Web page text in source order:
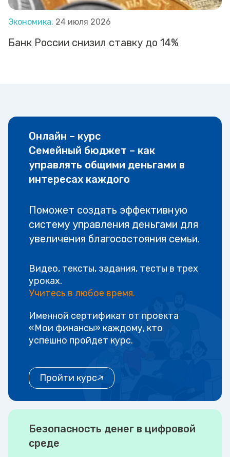
Экономика, 24 июля 2026
Банк России снизил ставку до 14%
Онлайн – курс
Семейный бюджет – как
управлять общими деньгами в
интересах каждого
Поможет создать эффективную
систему управления деньгами для
увеличения благосостояния семьи.
Видео, тексты, задания, тесты в трех
уроках.
Учитесь в любое время.
Именной сертификат от проекта
«Мои финансы» каждому, кто
успешно пройдет курс.
Пройти курс
Безопасность денег в цифровой
среде